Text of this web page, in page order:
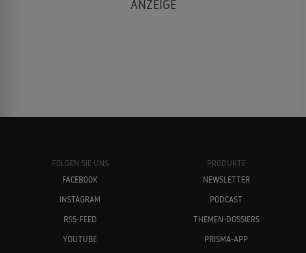
FOLGEN SIE UNS
FACEBOOK
INSTAGRAM
RSS-FEED
YOUTUBE
PRODUKTE
NEWSLETTER
PODCAST
THEMEN-DOSSIERS
PRISMA-APP